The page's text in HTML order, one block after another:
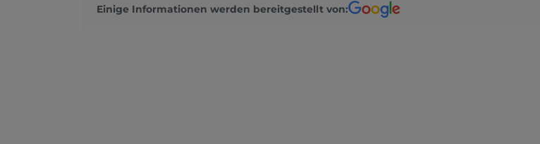
Einige Informationen werden bereitgestellt von: